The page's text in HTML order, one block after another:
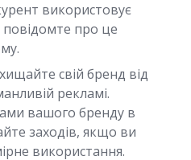
використовує
повідомте про це
свій бренд від
рекламі.
вашого бренду в
заходів, якщо ви
використання.